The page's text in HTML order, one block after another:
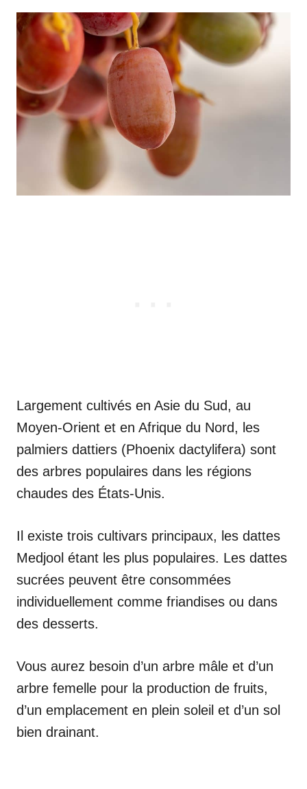
Largement cultivés en Asie du Sud, au
Moyen-Orient et en Afrique du Nord, les
palmiers dattiers (Phoenix dactylifera) sont
des arbres populaires dans les régions
chaudes des États-Unis.
Il existe trois cultivars principaux, les dattes
Medjool étant les plus populaires. Les dattes
sucrées peuvent être consommées
individuellement comme friandises ou dans
des desserts.
Vous aurez besoin d’un arbre mâle et d’un
arbre femelle pour la production de fruits,
d’un emplacement en plein soleil et d’un sol
bien drainant.